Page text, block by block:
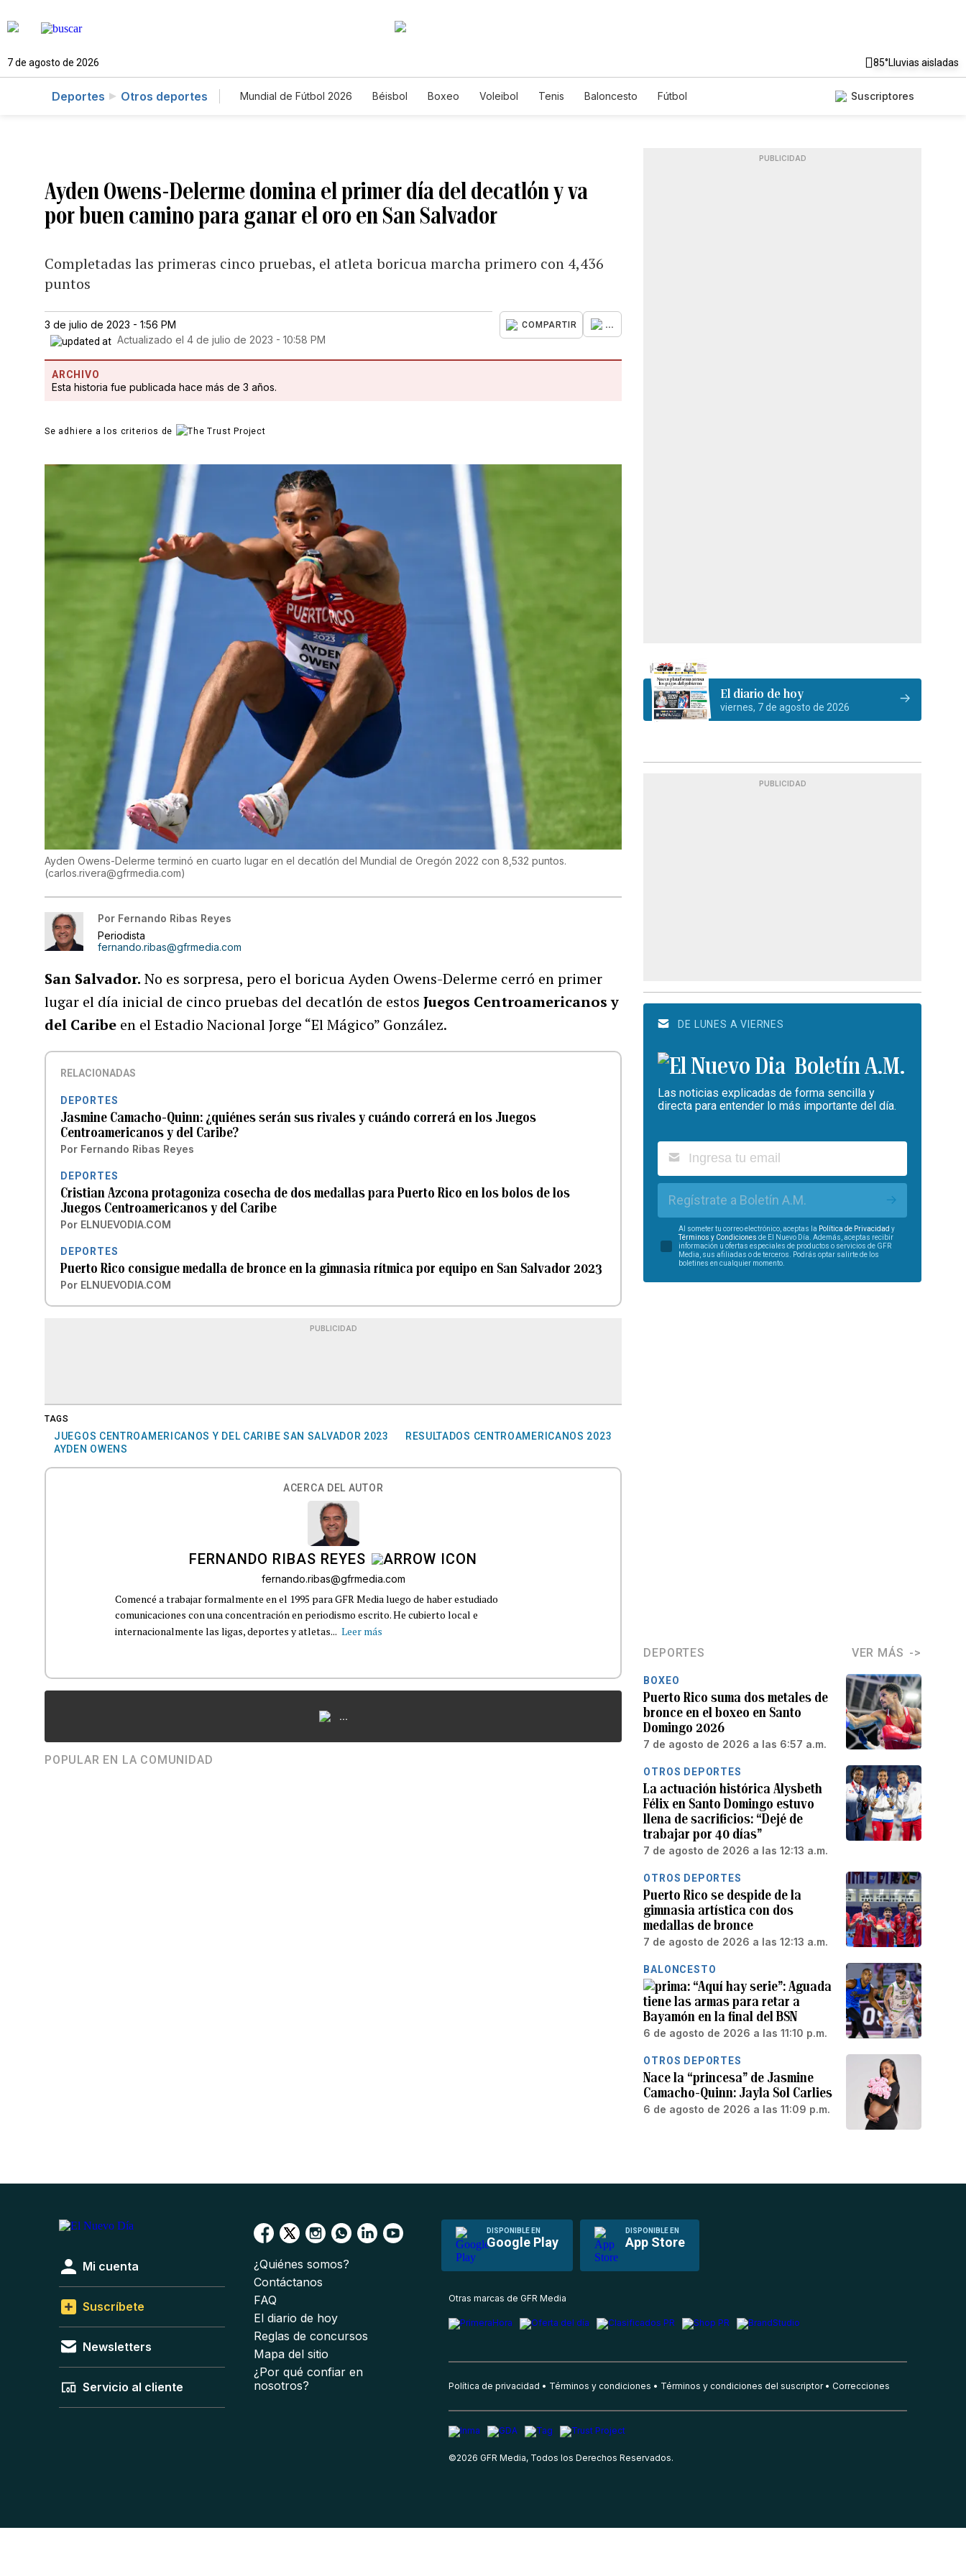
7 de agosto de 2026 85°Lluvias aisladas
Deportes Otros deportes Mundial de Fútbol 2026 Béisbol Boxeo Voleibol Tenis Baloncesto Fútbol Suscriptores
Ayden Owens-Delerme domina el primer día del decatlón y va
por buen camino para ganar el oro en San Salvador
Completadas las primeras cinco pruebas, el atleta boricua marcha primero con 4,436
puntos
3 de julio de 2023 - 1:56 PM
Actualizado el4 de julio de 2023 - 10:58 PM
COMPARTIR ...
ARCHIVO
Esta historia fue publicada hace más de 3 años.
Se adhiere a los criterios de
Ayden Owens-Delerme terminó en cuarto lugar en el decatlón del Mundial de Oregón 2022 con 8,532 puntos.
(carlos.rivera@gfrmedia.com)
Por Fernando Ribas Reyes
Periodista
fernando.ribas@gfrmedia.com
San Salvador. No es sorpresa, pero el boricua Ayden Owens-Delerme cerró en primer
lugar el día inicial de cinco pruebas del decatlón de estosJuegos Centroamericanos y
del Caribe en el Estadio Nacional Jorge “El Mágico” González.
RELACIONADAS
DEPORTES
Jasmine Camacho-Quinn: ¿quiénes serán sus rivales y cuándo correrá en los Juegos
Centroamericanos y del Caribe?
Por Fernando Ribas Reyes
DEPORTES
Cristian Azcona protagoniza cosecha de dos medallas para Puerto Rico en los bolos de los
Juegos Centroamericanos y del Caribe
Por ELNUEVODIA.COM
DEPORTES
Puerto Rico consigue medalla de bronce en la gimnasia rítmica por equipo en San Salvador 2023
Por ELNUEVODIA.COM
PUBLICIDAD
TAGS
JUEGOS CENTROAMERICANOS Y DEL CARIBE SAN SALVADOR 2023
RESULTADOS CENTROAMERICANOS 2023
AYDEN OWENS
ACERCA DEL AUTOR
FERNANDO RIBAS REYES
fernando.ribas@gfrmedia.com
Comencé a trabajar formalmente en el 1995 para GFR Media luego de haber estudiado
comunicaciones con una concentración en periodismo escrito. He cubierto local e
internacionalmente las ligas, deportes y atletas... Leer más
...
POPULAR EN LA COMUNIDAD
PUBLICIDAD
El diario de hoy
viernes, 7 de agosto de 2026
PUBLICIDAD
DE LUNES A VIERNES
Boletín A.M.
Las noticias explicadas de forma sencilla y
directa para entender lo más importante del día.
Regístrate a Boletín A.M.
Al someter tu correo electrónico, aceptas la Política de Privacidad y
Términos y Condiciones de El Nuevo Día. Además, aceptas recibir
información u ofertas especiales de productos o servicios de GFR
Media, sus afiliadas o de terceros. Podrás optar salirte de los
boletines en cualquier momento.
DEPORTES VER MÁS
BOXEO
Puerto Rico suma dos metales de
bronce en el boxeo en Santo
Domingo 2026
7 de agosto de 2026 a las 6:57 a.m.
OTROS DEPORTES
La actuación histórica Alysbeth
Félix en Santo Domingo estuvo
llena de sacrificios: “Dejé de
trabajar por 40 días”
7 de agosto de 2026 a las 12:13 a.m.
OTROS DEPORTES
Puerto Rico se despide de la
gimnasia artística con dos
medallas de bronce
7 de agosto de 2026 a las 12:13 a.m.
BALONCESTO
“Aquí hay serie”: Aguada
tiene las armas para retar a
Bayamón en la final del BSN
6 de agosto de 2026 a las 11:10 p.m.
OTROS DEPORTES
Nace la “princesa” de Jasmine
Camacho-Quinn: Jayla Sol Carlies
6 de agosto de 2026 a las 11:09 p.m.
DISPONIBLE EN
Google Play
DISPONIBLE EN
App Store
Mi cuenta
Suscríbete
Newsletters
Servicio al cliente
¿Quiénes somos?
Contáctanos
FAQ
El diario de hoy
Reglas de concursos
Mapa del sitio
¿Por qué confiar en
nosotros?
Otras marcas de GFR Media
Política de privacidad Términos y condiciones Términos y condiciones del suscriptor Correcciones
©2026 GFR Media, Todos los Derechos Reservados.